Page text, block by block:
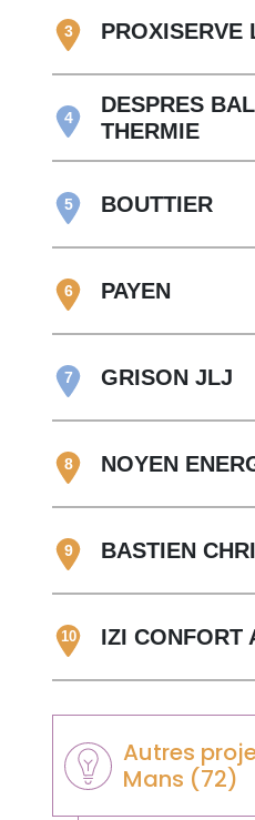
3 PROXISERVE
4
DESPRES
THERMIE
5 BOUTTIER
6 PAYEN
7 GRISON JLJ
8 NOYEN
9 BASTIEN
10 IZI CONFORT
Autres
Mans (72)